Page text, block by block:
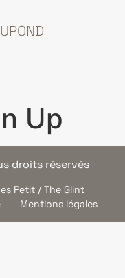
Up
droits réservés
Petit / The Glint
Mentions légales